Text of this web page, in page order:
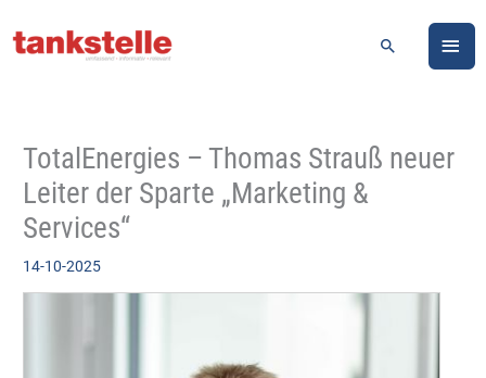
Inhalt
Suchen
TotalEnergies – Thomas Strauß neuer
Leiter der Sparte „Marketing &
Services“
14-10-2025